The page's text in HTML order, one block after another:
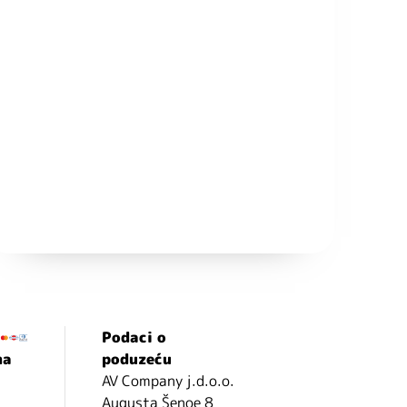
Podaci o
poduzeću
AV Company j.d.o.o.
Augusta Šenoe 8